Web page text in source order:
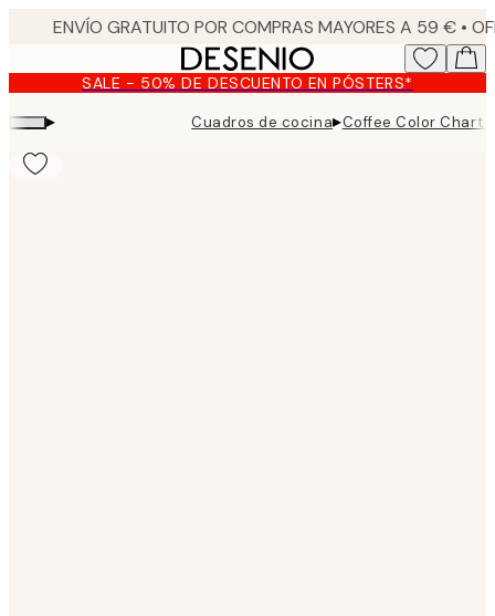
content.SALE - 50% DE DESCUENTO EN PÓSTERS*
▸ Cuadros de cocina▸Coffee Color Chart